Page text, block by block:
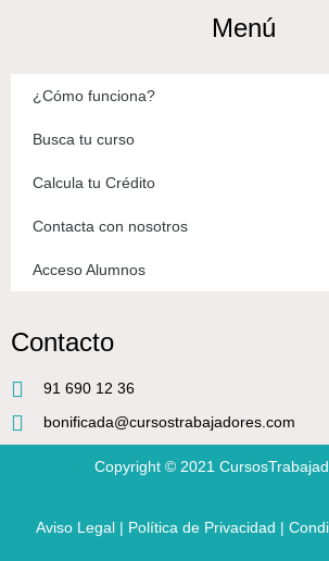
Menú
¿Cómo funciona?
Busca tu curso
Calcula tu Crédito
Contacta con nosotros
Acceso Alumnos
Contacto
91 690 12 36
bonificada@cursostrabajadores.com
Copyright © 2021
Aviso Legal| Política de Privacidad |